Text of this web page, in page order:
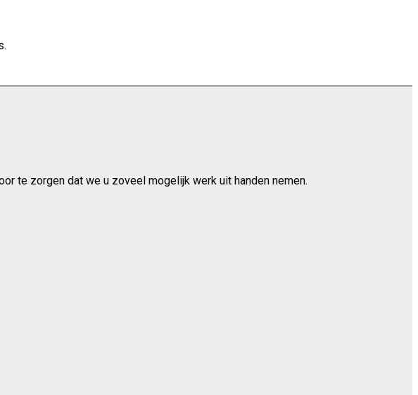
te zorgen dat we u zoveel mogelijk werk uit handen nemen.